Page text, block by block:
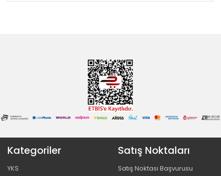
Kategoriler
YKS
Satış Noktaları
Satış Noktası Başvurusu